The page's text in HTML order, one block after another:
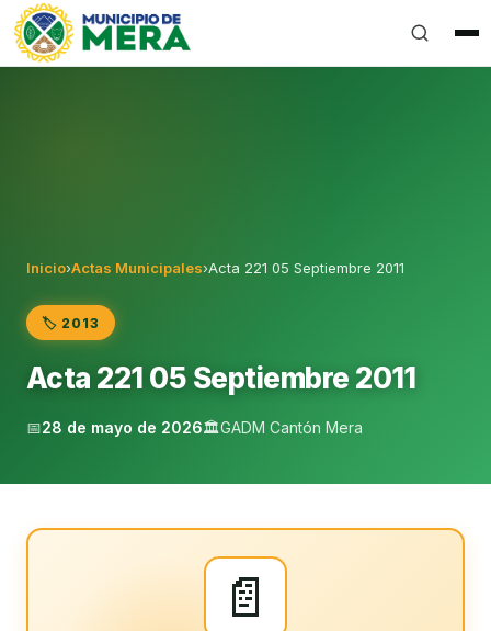
Gobierno Autónomo Descentralizado Municipal del
Inicio›Actas Municipales›Acta 221 05 Septiembre 2011
🏷️ 2013
Acta 221 05 Septiembre 2011
📅28 de mayo de 2026🏛️GADM Cantón Mera
📄